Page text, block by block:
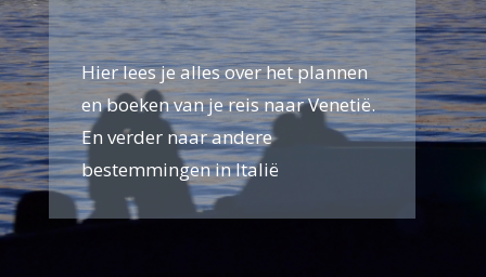
Hier lees je alles over het plannen
en boeken van je reis naar Venetië.
En verder naar andere
bestemmingen in Italië